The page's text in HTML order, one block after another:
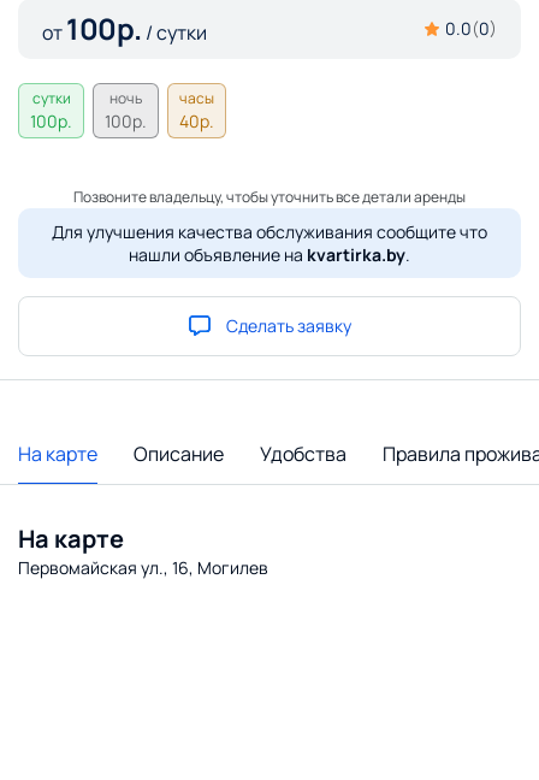
от100р. / сутки 0.0(0)
сутки
100р.
ночь
100р.
часы
40р.
Позвоните владельцу, чтобы уточнить все детали аренды
Для улучшения качества обслуживания сообщите что
нашли объявление на kvartirka.by.
Сделать заявку
На карте Описание Удобства Правила
На карте
Первомайская ул., 16, Могилев